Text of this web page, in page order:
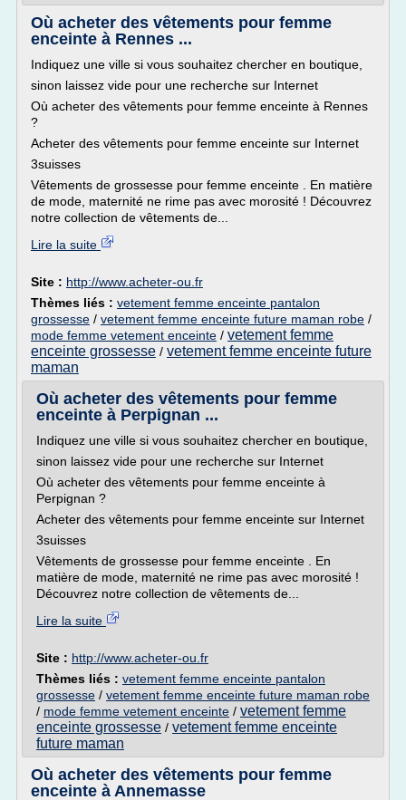
Où acheter des vêtements pour femme
enceinte à Rennes ...
Indiquez une ville si vous souhaitez chercher en boutique,
sinon laissez vide pour une recherche sur Internet
Où acheter des vêtements pour femme enceinte à Rennes
?
Acheter des vêtements pour femme enceinte sur Internet
3suisses
Vêtements de grossesse pour femme enceinte . En matière
de mode, maternité ne rime pas avec morosité ! Découvrez
notre collection de vêtements de...
Lire la suite
Site : http://www.acheter-ou.fr
Thèmes liés : vetement femme enceinte pantalon
grossesse / vetement femme enceinte future maman robe /
mode femme vetement enceinte / vetement femme
enceinte grossesse / vetement femme enceinte future
maman
Où acheter des vêtements pour femme
enceinte à Perpignan ...
Indiquez une ville si vous souhaitez chercher en boutique,
sinon laissez vide pour une recherche sur Internet
Où acheter des vêtements pour femme enceinte à
Perpignan ?
Acheter des vêtements pour femme enceinte sur Internet
3suisses
Vêtements de grossesse pour femme enceinte . En
matière de mode, maternité ne rime pas avec morosité !
Découvrez notre collection de vêtements de...
Lire la suite
Site : http://www.acheter-ou.fr
Thèmes liés : vetement femme enceinte pantalon
grossesse / vetement femme enceinte future maman robe
/ mode femme vetement enceinte / vetement femme
enceinte grossesse / vetement femme enceinte
future maman
Où acheter des vêtements pour femme
enceinte à Annemasse